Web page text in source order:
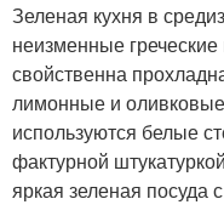
Зеленая кухня в
неизменные
свойственна
лимонные и
используются белые
фактурной
яркая зеленая посуда